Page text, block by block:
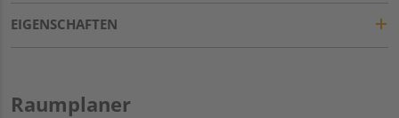
EIGENSCHAFTEN
Raumplaner